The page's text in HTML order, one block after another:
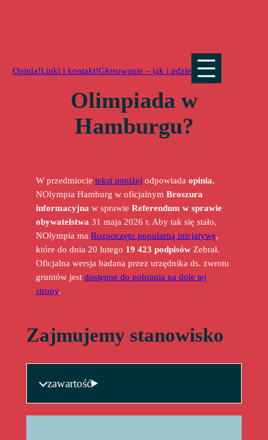
Opinia!Linki i kontakt!Głosowanie – jak i gdzie
Olimpiada w
Hamburgu?
W przedmiocie tekst poniżej odpowiada opinia,
NOlympia Hamburg w oficjalnym Broszura
informacyjna w sprawie Referendum w sprawie
obywatelstwa 31 maja 2026 r. Aby tak się stało,
NOlympia ma Rozpoczęto popularną inicjatywę,
które do dnia 20 lutego 19 423 podpisówZebrał.
Oficjalna wersja badana przez urzędnika ds. zwrotu
gruntów jest dostępne do pobrania na dole tej
strony.
Zajmujemy stanowisko
zawartość